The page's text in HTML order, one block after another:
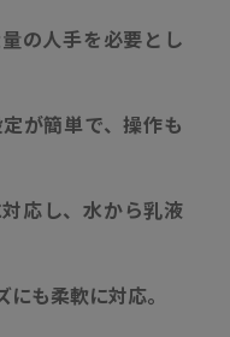
の人手を必要とし
が簡単で、操作も
応し、水から乳液
も柔軟に対応。